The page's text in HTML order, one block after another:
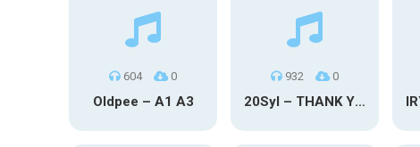
604 0
Oldpee – A1 A3
932 0
20Syl – THANK YOU